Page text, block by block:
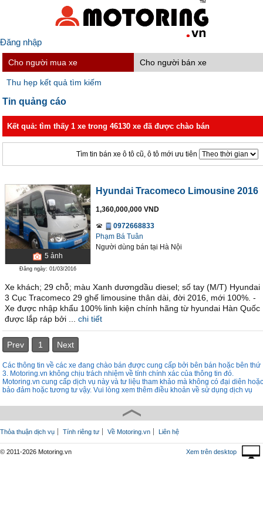
Đăng nhập
Cho người mua xe Cho người bán xe
Thu hẹp kết quả tìm kiếm
Tin quảng cáo
Kết quả: tìm thấy 1 xe trong 46130 xe đã được chào bán
Tìm tin bán xe ô tô cũ, ô tô mới ưu tiên
5 ảnh
Đăng ngày: 01/03/2016
Hyundai Tracomeco Limousine 2016
1,360,000,000 VND
0972668833
Phạm Bá Tuân
Người dùng bán tại Hà Nội
Xe khách; 29 chỗ; màu Xanh dươngdầu diesel; số tay (M/T) Hyundai
3 Cục Tracomeco 29 ghế limousine thân dài, đời 2016, mới 100%. -
Xe được nhập khẩu 100% linh kiện chính hãng từ hyundai Hàn Quốc
được lắp ráp bởi ...
chi tiết
Prev 1 Next
Các thông tin về các xe đang chào bán được cung cấp bởi bên bán hoặc bên thứ
3. Motoring.vn không chịu trách nhiệm về tính chính xác của thông tin đó.
Motoring.vn cung cấp dịch vụ này và tư liệu tham khảo mà không có đại diên hoặc
bảo đảm hoặc tương tư vậy. Vui lòng xem thêm điều khoản về sử dụng dịch vụ
Thỏa thuận dịch vụ Tính riêng tư Về Motoring.vn Liên hệ
© 2011-2026 Motoring.vn Xem trên desktop